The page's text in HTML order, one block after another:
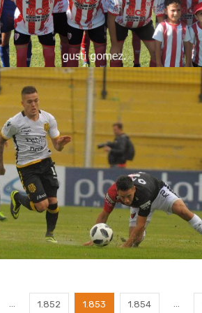
... 1.852 1.853 1.854 ...